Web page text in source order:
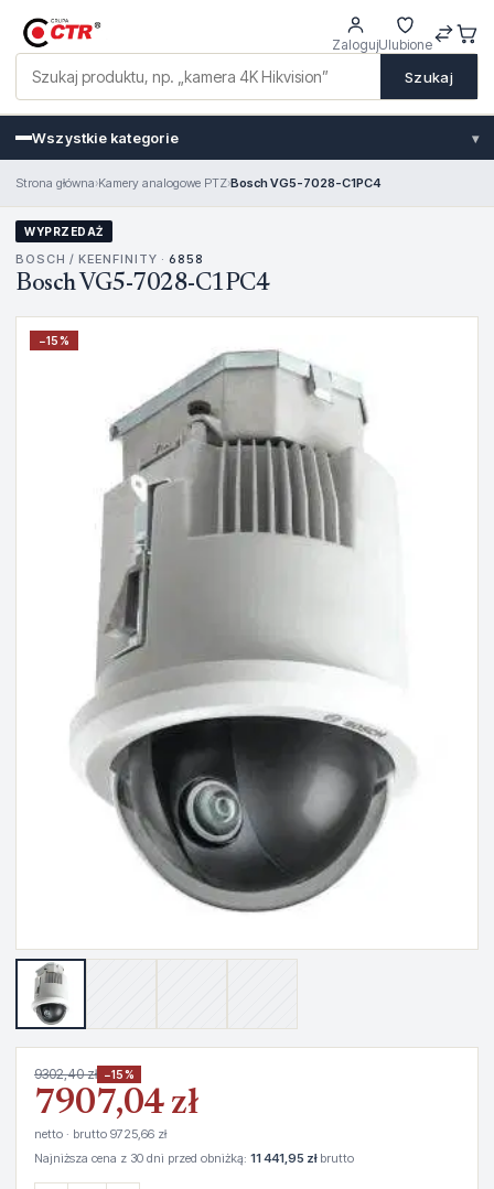
Szukaj
ZalogujUlubione
Wszystkie kategorie ▾
Strona główna›Kamery analogowe PTZ›Bosch VG5-7028-C1PC4
WYPRZEDAŻ
BOSCH / KEENFINITY · 6858
Bosch VG5-7028-C1PC4
−15%
9302,40 zł −15%
7907,04 zł
netto · brutto 9725,66 zł
Najniższa cena z 30 dni przed obniżką: 11 441,95 złbrutto